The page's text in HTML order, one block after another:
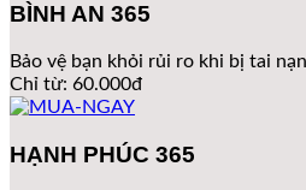
BÌNH AN 365
Bảo vệ bạn khỏi rủi ro khi bị tai
Chỉ từ: 60.000đ
HẠNH PHÚC 365